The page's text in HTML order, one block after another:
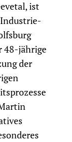
ist
48-jährige
der